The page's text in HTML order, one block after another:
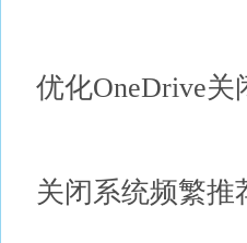
优化OneDrive关
关闭系统频繁推